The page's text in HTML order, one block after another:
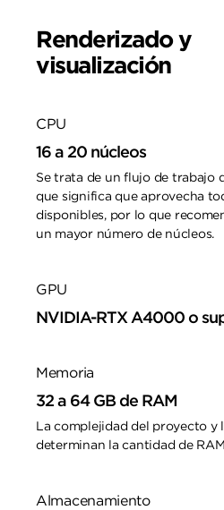
Renderizado y
visualización
CPU
16 a 20 núcleos
Se trata de un flujo de trabajo
que significa que aprovecha
disponibles, por lo que
un mayor número de núcleos.
GPU
NVIDIA-RTX A4000 o
Memoria
32 a 64 GB de RAM
La complejidad del proyecto y
determinan la cantidad de
Almacenamiento